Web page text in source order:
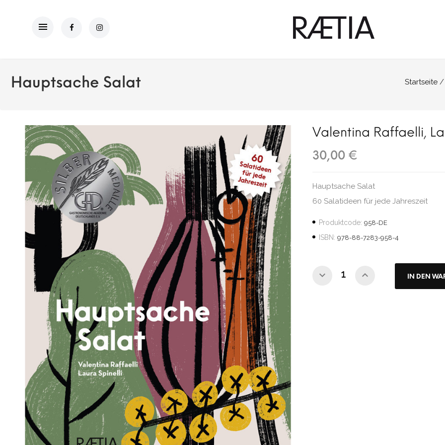
Hauptsache Salat Startseite
Valentina Raffaelli,
30,00 €
Hauptsache Salat
60 Salatideen für jede Jahreszeit
Produktcode: 958-DE
ISBN: 978-88-7283-958-4
IN DEN